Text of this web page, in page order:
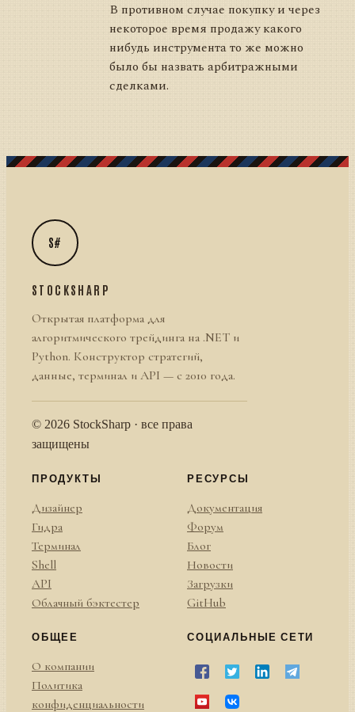
В противном случае покупку и через
некоторое время продажу какого
нибудь инструмента то же можно
было бы назвать арбитражными
сделками.
S#
STOCKSHARP
Открытая платформа для
алгоритмического трейдинга на .NET и
Python. Конструктор стратегий,
данные, терминал и API — с 2010 года.
© 2026 StockSharp · все права
защищены
ПРОДУКТЫ
Дизайнер
Гидра
Терминал
Shell
API
Облачный бэктестер
РЕСУРСЫ
Документация
Форум
Блог
Новости
Загрузки
GitHub
ОБЩЕЕ
О компании
Политика
конфиденциальности
СОЦИАЛЬНЫЕ СЕТИ